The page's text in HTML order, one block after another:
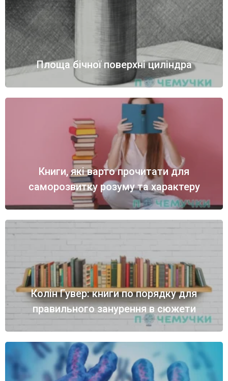
Площа бічної поверхні циліндра
Книги, які варто прочитати для
саморозвитку розуму та характеру
Колін Гувер: книги по порядку для
правильного занурення в сюжети